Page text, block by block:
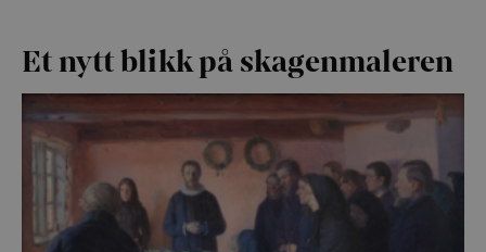
Et nytt blikkpå skagenmaleren